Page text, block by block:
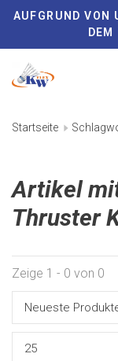
AUFGRUND VON
Startseite
Artikel
Thruster
Zeige 1 - 0 von 0
Neueste
25